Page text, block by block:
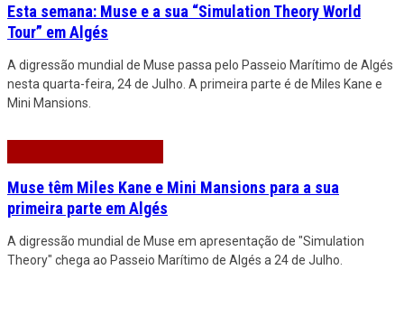
Esta semana: Muse e a sua “Simulation Theory World
Tour” em Algés
A digressão mundial de Muse passa pelo Passeio Marítimo de Algés
nesta quarta-feira, 24 de Julho. A primeira parte é de Miles Kane e
Mini Mansions.
Muse têm Miles Kane e Mini Mansions para a sua
primeira parte em Algés
A digressão mundial de Muse em apresentação de "Simulation
Theory" chega ao Passeio Marítimo de Algés a 24 de Julho.